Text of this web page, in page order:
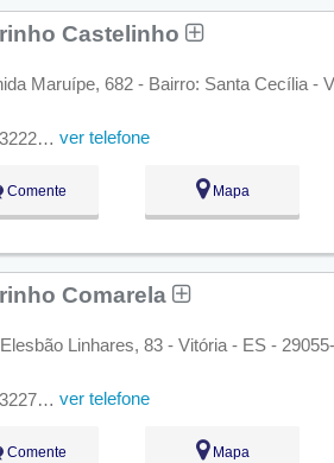
Castelinho
Maruípe, 682 - Bairro: Santa Cecília -
6502 ver telefone
Comente Mapa
Comarela
Linhares, 83 - Vitória - ES -
9074 ver telefone
Comente Mapa